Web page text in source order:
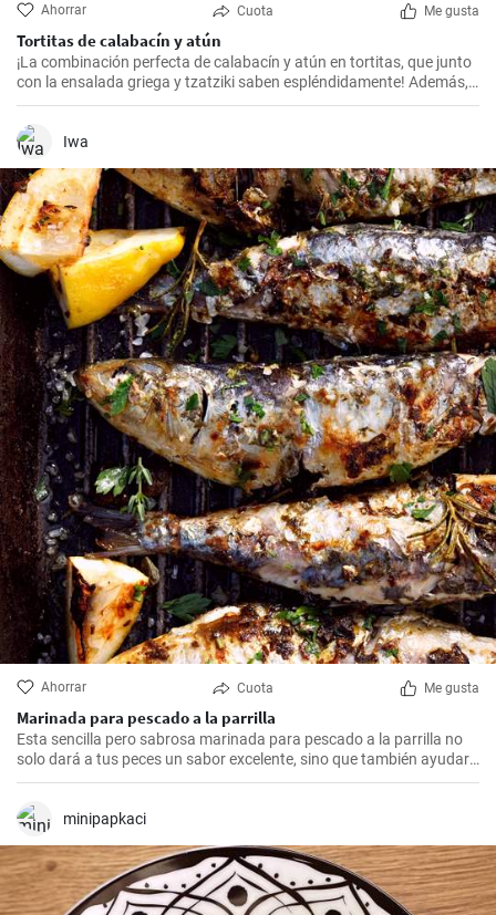
Ahorrar Cuota Me gusta
Tortitas de calabacín y atún
¡La combinación perfecta de calabacín y atún en tortitas, que junto
con la ensalada griega y tzatziki saben espléndidamente! Además,
están horneados, por lo que no hay riesgo de exceso de aceite.
Iwa
Ahorrar Cuota Me gusta
Marinada para pescado a la parrilla
Esta sencilla pero sabrosa marinada para pescado a la parrilla no
solo dará a tus peces un sabor excelente, sino que también ayudará
a que estén suaves, jugosos y llenos de sabor. Ideal para todo tipo
minipapkaci